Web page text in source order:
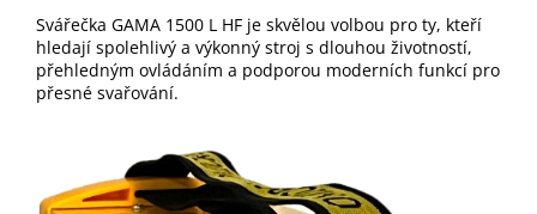
Svářečka GAMA 1500 L HF je skvělou volbou pro ty, kteří
hledají spolehlivý a výkonný stroj s dlouhou životností,
přehledným ovládáním a podporou moderních funkcí pro
přesné svařování.